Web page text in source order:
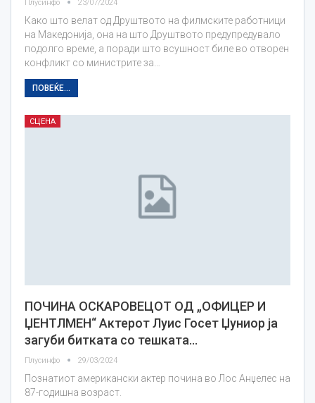
Плусинфо 23/07/2024
Како што велат од Друштвото на филмските работници
на Македонија, она на што Друштвото предупредувало
подолго време, а поради што всушност биле во отворен
конфликт со министрите за…
ПОВЕЌЕ...
СЦЕНА
ПОЧИНА ОСКАРОВЕЦОТ ОД „ОФИЦЕР И
ЏЕНТЛМЕН“ Актерот Луис Госет Џуниор ја
загуби битката со тешката…
Плусинфо 29/03/2024
Познатиот американски актер почина во Лос Анџелес на
87-годишна возраст.